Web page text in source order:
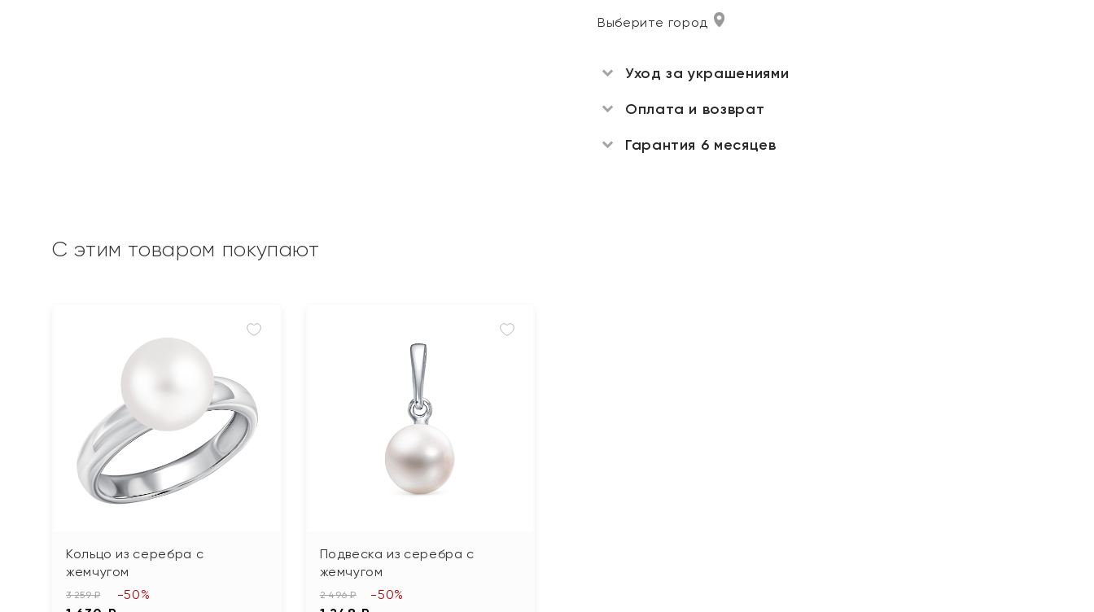
Выберите город
Уход за украшениями
Оплата и возврат
Гарантия 6 месяцев
С этим товаром покупают
Кольцо из серебра с
жемчугом
3 259 ₽ -50%
Подвеска из серебра с
жемчугом
2 496 ₽ -50%